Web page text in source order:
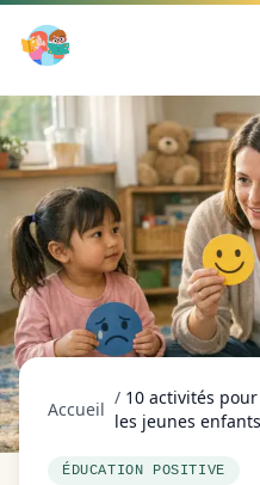
Accueil
/ 10 activités pour
les jeunes enfants
ÉDUCATION POSITIVE